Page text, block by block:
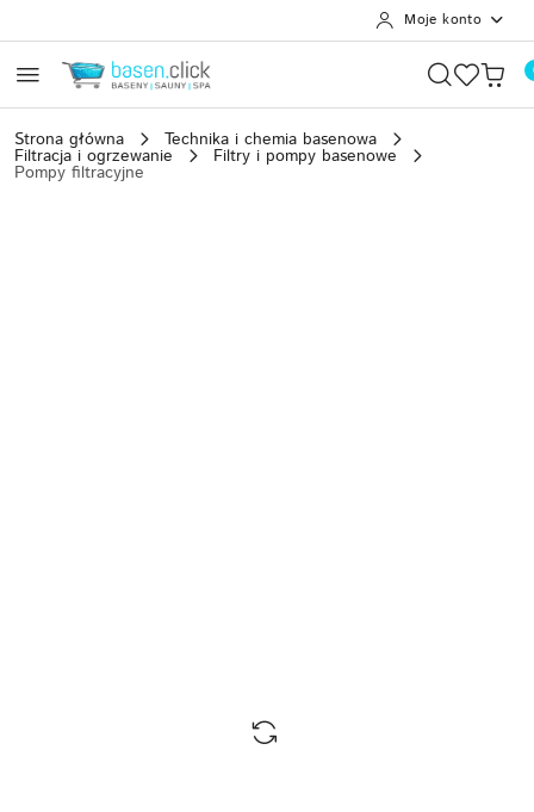
Moje konto
Strona główna Technika i chemia basenowa
Filtracja i ogrzewanie Filtry i pompy basenowe
Pompy filtracyjne